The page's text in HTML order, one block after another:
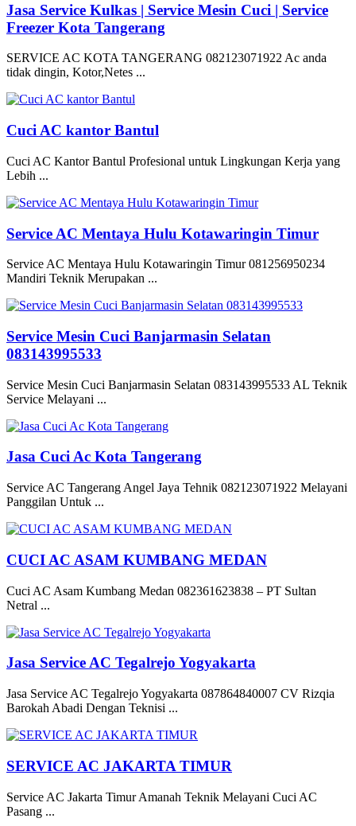
Jasa Service Kulkas | Service Mesin Cuci | Service
Freezer Kota Tangerang
SERVICE AC KOTA TANGERANG 082123071922 Ac anda
tidak dingin, Kotor,Netes ...
Cuci AC kantor Bantul
Cuci AC Kantor Bantul Profesional untuk Lingkungan Kerja yang
Lebih ...
Service AC Mentaya Hulu Kotawaringin Timur
Service AC Mentaya Hulu Kotawaringin Timur 081256950234
Mandiri Teknik Merupakan ...
Service Mesin Cuci Banjarmasin Selatan
083143995533
Service Mesin Cuci Banjarmasin Selatan 083143995533 AL Teknik
Service Melayani ...
Jasa Cuci Ac Kota Tangerang
Service AC Tangerang Angel Jaya Tehnik 082123071922 Melayani
Panggilan Untuk ...
CUCI AC ASAM KUMBANG MEDAN
Cuci AC Asam Kumbang Medan 082361623838 – PT Sultan
Netral ...
Jasa Service AC Tegalrejo Yogyakarta
Jasa Service AC Tegalrejo Yogyakarta 087864840007 CV Rizqia
Barokah Abadi Dengan Teknisi ...
SERVICE AC JAKARTA TIMUR
Service AC Jakarta Timur Amanah Teknik Melayani Cuci AC
Pasang ...